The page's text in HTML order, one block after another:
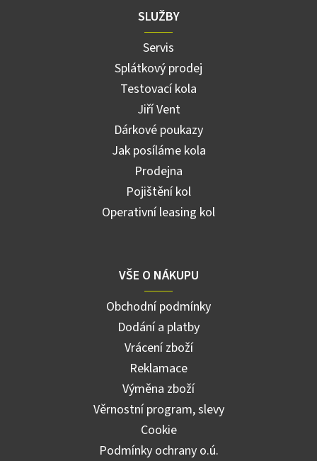
SLUŽBY
Servis
Splátkový prodej
Testovací kola
Jiří Vent
Dárkové poukazy
Jak posíláme kola
Prodejna
Pojištění kol
Operativní leasing kol
VŠE O NÁKUPU
Obchodní podmínky
Dodání a platby
Vrácení zboží
Reklamace
Výměna zboží
Věrnostní program, slevy
Cookie
Podmínky ochrany o.ú.